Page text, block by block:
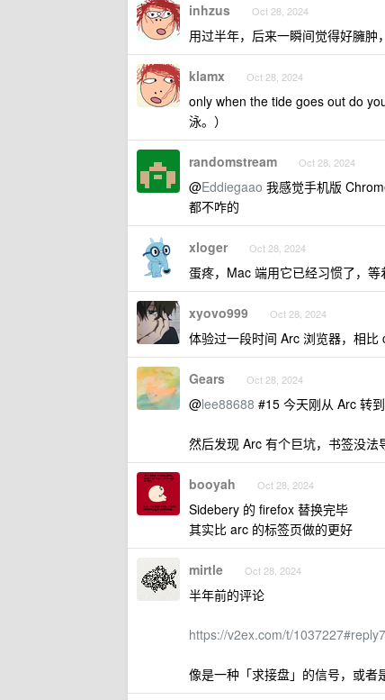
inhzus Oct 28, 2024
用过半年，后来一瞬间觉得好臃
klamx Oct 28, 2024
only when the tide goes out do
泳。）
randomstream Oct 28, 2024
@Eddiegaao 我感觉手机版
都不咋的
xloger Oct 28, 2024
蛋疼，Mac 端用它已经习惯了，
xyovo999 Oct 28, 2024
体验过一段时间 Arc 浏览器，相
Gears Oct 28, 2024
@lee88688 #15 今天刚从 Arc 转
然后发现 Arc 有个巨坑，书签没
booyah Oct 28, 2024
Sidebery 的 firefox 替换完毕
其实比 arc 的标签页做的更好
mirtle Oct 28, 2024
半年前的评论
https://v2ex.com/t/
像是一种「求接盘」的信号，或者